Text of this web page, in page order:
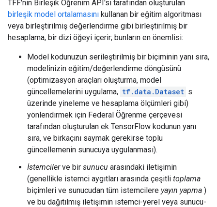
TFF'nin Birleşik Öğrenim API'si tarafından oluşturulan
birleşik model ortalamasını kullanan bir eğitim algoritması
veya birleştirilmiş değerlendirme gibi birleştirilmiş bir
hesaplama, bir dizi öğeyi içerir; bunların en önemlisi:
Model kodunuzun serileştirilmiş bir biçiminin yanı sıra,
modelinizin eğitim/değerlendirme döngüsünü
(optimizasyon araçları oluşturma, model
güncellemelerini uygulama, tf.data.Dataset s
üzerinde yineleme ve hesaplama ölçümleri gibi)
yönlendirmek için Federal Öğrenme çerçevesi
tarafından oluşturulan ek TensorFlow kodunun yanı
sıra, ve birkaçını saymak gerekirse toplu
güncellemenin sunucuya uygulanması).
İstemcilerve bir sunucu arasındaki iletişimin
(genellikle istemci aygıtları arasında çeşitli toplama
biçimleri ve sunucudan tüm istemcilere yayın yapma )
ve bu dağıtılmış iletişimin istemci-yerel veya sunucu-